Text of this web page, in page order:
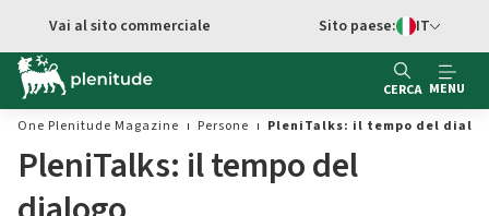
Vai al contenuto principale
Vai al sito commerciale
Switch di
Sito paese: IT
CERCA MENU
One Plenitude Magazine
Persone PleniTalks: il tempo del
PleniTalks: il tempo del